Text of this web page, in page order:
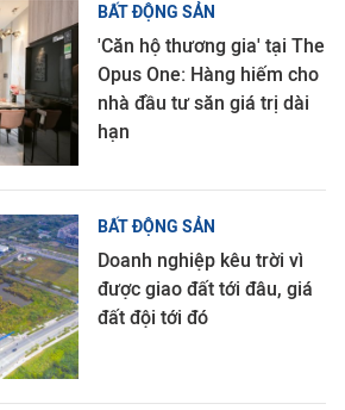
BẤT ĐỘNG SẢN
'Căn hộ thương gia' tại The
Opus One: Hàng hiếm cho
nhà đầu tư săn giá trị dài
hạn
BẤT ĐỘNG SẢN
Doanh nghiệp kêu trời vì
được giao đất tới đâu, giá
đất đội tới đó